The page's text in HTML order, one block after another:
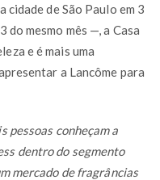
de São Paulo em 3
mesmo mês —, a Casa
e é mais uma
a Lancôme para
pessoas conheçam a
dentro do segmento
mercado de fragrâncias